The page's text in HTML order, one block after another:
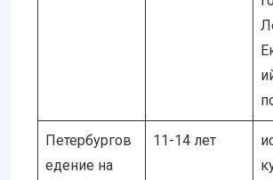
Петербургов
едение на
11-14 лет